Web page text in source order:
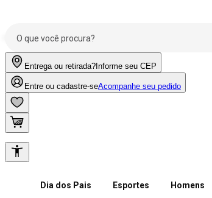
Entrega ou retirada? Informe seu CEP
Entre ou cadastre-seAcompanhe seu pedido
Dia dos Pais Esportes Homens